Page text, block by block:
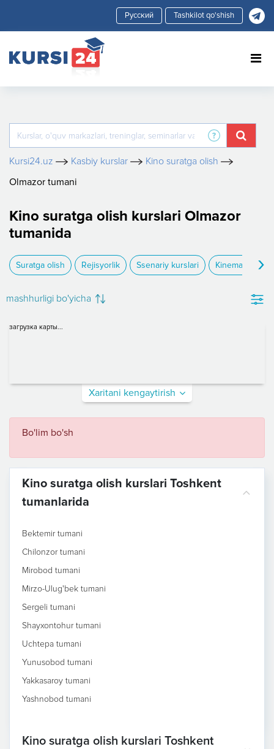
Tashkilot qo'shish
Kursi24.uz Kasbiy kurslar
Kino suratga olish
Olmazor tumani
Kino suratga olish kurslari Olmazor
tumanida
Suratga olish Rejisyorlik Ssenariy kurslari ›
mashhurligi bo'yicha
загрузка карты...
Xaritani kengaytirish
Bo'lim bo'sh
Kino suratga olish kurslari Toshkent
tumanlarida
Bektemir tumani
Chilonzor tumani
Mirobod tumani
Mirzo-Ulug'bek tumani
Sergeli tumani
Shayxontohur tumani
Uchtepa tumani
Yunusobod tumani
Yakkasaroy tumani
Yashnobod tumani
Kino suratga olish kurslari Toshkent